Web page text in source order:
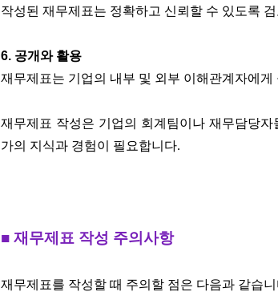
작성된 재무제표는 정확하고 신뢰할 수 있도록
6. 공개와 활용
재무제표는 기업의 내부 및 외부 이해관계자에
재무제표 작성은 기업의 회계팀이나 재무담당
가의 지식과 경험이 필요합니다.
■ 재무제표 작성 주의사항
재무제표를 작성할 때 주의할 점은 다음과 같습니